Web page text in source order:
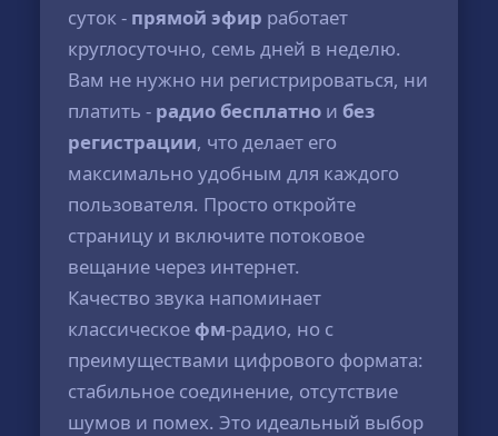
суток - прямой эфир работает
круглосуточно, семь дней в неделю.
Вам не нужно ни регистрироваться, ни
платить - радио бесплатно ибез
регистрации, что делает его
максимально удобным для каждого
пользователя. Просто откройте
страницу и включите потоковое
вещание через интернет.
Качество звука напоминает
классическое фм-радио, но с
преимуществами цифрового формата:
стабильное соединение, отсутствие
шумов и помех. Это идеальный выбор